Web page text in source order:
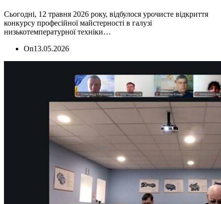
Сьогодні, 12 травня 2026 року, відбулося урочисте відкриття
конкурсу професійної майстерності в галузі
низькотемпературної техніки…
On13.05.2026